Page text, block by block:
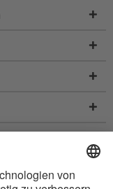
beschrieben
dieser Marken durch